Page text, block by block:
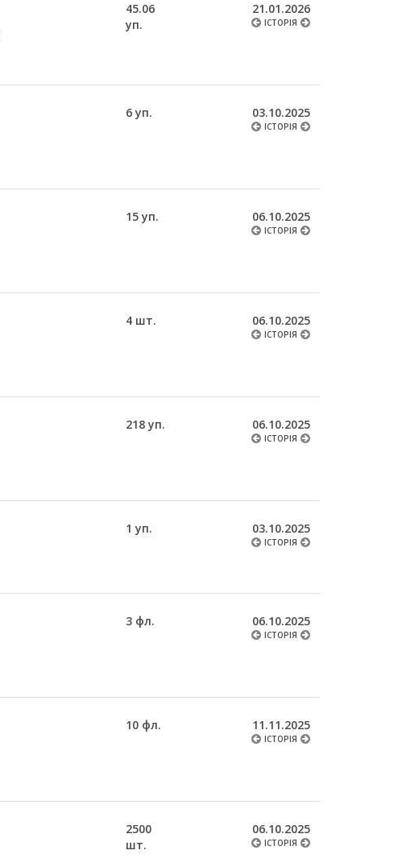
45.06
уп.
21.01.2026
ІСТОРІЯ
6 уп. 03.10.2025
ІСТОРІЯ
15 уп. 06.10.2025
ІСТОРІЯ
4 шт. 06.10.2025
ІСТОРІЯ
218 уп. 06.10.2025
ІСТОРІЯ
1 уп. 03.10.2025
ІСТОРІЯ
3 фл. 06.10.2025
ІСТОРІЯ
10 фл. 11.11.2025
ІСТОРІЯ
2500
шт.
06.10.2025
ІСТОРІЯ